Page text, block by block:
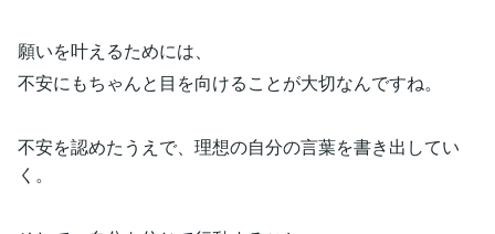
願いを叶えるためには、
不安にもちゃんと目を向けることが大切なんですね。
不安を認めたうえで、理想の自分の言葉を書き出してい
く。